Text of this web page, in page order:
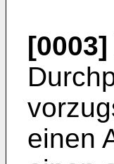
[0003]
einen